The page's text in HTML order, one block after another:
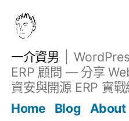
一介資男
ERP 顧問 — 分享
資安與開源 ERP 實
Home
Blog About
文章